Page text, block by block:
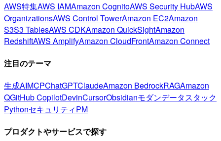
AWS特集AWS IAMAmazon CognitoAWS Security HubAWS
OrganizationsAWS Control TowerAmazon EC2Amazon
S3S3 TablesAWS CDKAmazon QuickSightAmazon
RedshiftAWS AmplifyAmazon CloudFrontAmazon Connect
注目のテーマ
生成AIMCPChatGPTClaudeAmazon BedrockRAGAmazon
QGitHub CopilotDevinCursorObsidianモダンデータスタック
PythonセキュリティPM
プロダクトやサービスで探す